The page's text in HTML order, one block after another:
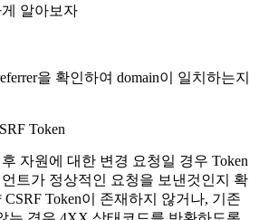
알아보자
을 확인하여 domain이 일치하는지
Token
자원에 대한 변경 요청일 경우 Token
트가 정상적인 요청을 보낸것인지 확
Token이 존재하지 않거나, 기존